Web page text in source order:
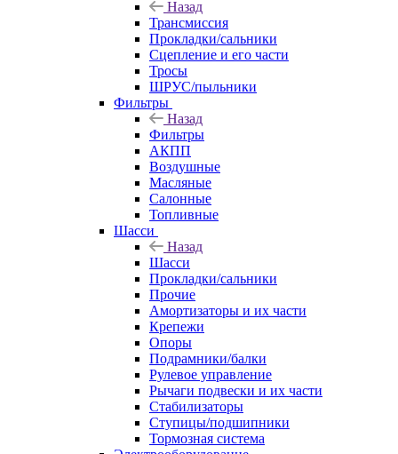
Назад
Трансмиссия
Прокладки/сальники
Сцепление и его части
Тросы
ШРУС/пыльники
Фильтры
Назад
Фильтры
АКПП
Воздушные
Масляные
Салонные
Топливные
Шасси
Назад
Шасси
Прокладки/сальники
Прочие
Амортизаторы и их части
Крепежи
Опоры
Подрамники/балки
Рулевое управление
Рычаги подвески и их части
Стабилизаторы
Ступицы/подшипники
Тормозная система